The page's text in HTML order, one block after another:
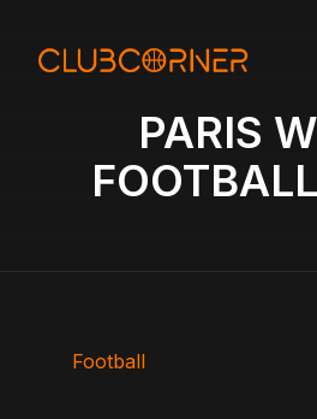
PARIS
Football